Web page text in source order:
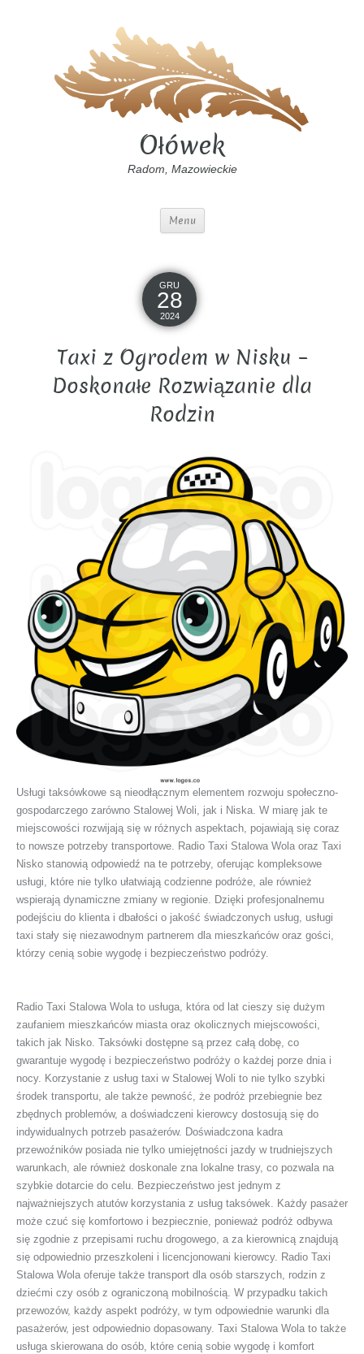
Ołówek
Radom, Mazowieckie
Menu
GRU
28
2024
Taxi z Ogrodem w Nisku –
Doskonałe Rozwiązanie dla
Rodzin
Usługi taksówkowe są nieodłącznym elementem rozwoju społeczno-
gospodarczego zarówno Stalowej Woli, jak i Niska. W miarę jak te
miejscowości rozwijają się w różnych aspektach, pojawiają się coraz
to nowsze potrzeby transportowe. Radio Taxi Stalowa Wola oraz Taxi
Nisko stanowią odpowiedź na te potrzeby, oferując kompleksowe
usługi, które nie tylko ułatwiają codzienne podróże, ale również
wspierają dynamiczne zmiany w regionie. Dzięki profesjonalnemu
podejściu do klienta i dbałości o jakość świadczonych usług, usługi
taxi stały się niezawodnym partnerem dla mieszkańców oraz gości,
którzy cenią sobie wygodę i bezpieczeństwo podróży.
Radio Taxi Stalowa Wola to usługa, która od lat cieszy się dużym
zaufaniem mieszkańców miasta oraz okolicznych miejscowości,
takich jak Nisko. Taksówki dostępne są przez całą dobę, co
gwarantuje wygodę i bezpieczeństwo podróży o każdej porze dnia i
nocy. Korzystanie z usług taxi w Stalowej Woli to nie tylko szybki
środek transportu, ale także pewność, że podróż przebiegnie bez
zbędnych problemów, a doświadczeni kierowcy dostosują się do
indywidualnych potrzeb pasażerów. Doświadczona kadra
przewoźników posiada nie tylko umiejętności jazdy w trudniejszych
warunkach, ale również doskonale zna lokalne trasy, co pozwala na
szybkie dotarcie do celu. Bezpieczeństwo jest jednym z
najważniejszych atutów korzystania z usług taksówek. Każdy pasażer
może czuć się komfortowo i bezpiecznie, ponieważ podróż odbywa
się zgodnie z przepisami ruchu drogowego, a za kierownicą znajdują
się odpowiednio przeszkoleni i licencjonowani kierowcy. Radio Taxi
Stalowa Wola oferuje także transport dla osób starszych, rodzin z
dziećmi czy osób z ograniczoną mobilnością. W przypadku takich
przewozów, każdy aspekt podróży, w tym odpowiednie warunki dla
pasażerów, jest odpowiednio dopasowany. Taxi Stalowa Wola to także
usługa skierowana do osób, które cenią sobie wygodę i komfort